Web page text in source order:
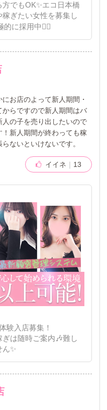
でもOK✨エコ日本橋
ぎたい女性を募集し
に採用中👌🏻
お店のよって新人期間・
らですので新人期間はバ
の子を売り出したいので
新人期間が終わっても稼
ないといけないです。
イイネ 13
験入店募集！
ぎは随時ご案内🎶難し
✨